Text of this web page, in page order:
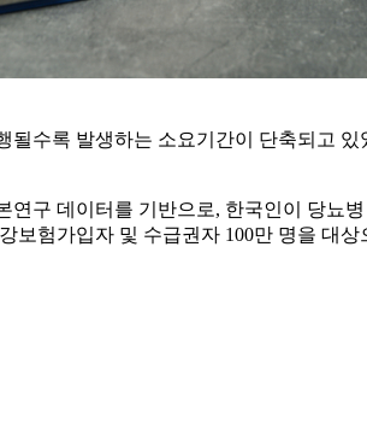
수록 발생하는 소요기간이 단축되고
구 데이터를 기반으로, 한국인이 당뇨
보험가입자 및 수급권자 100만 명을 대